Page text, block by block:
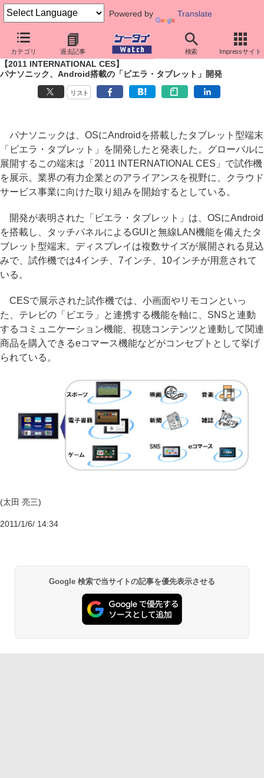
Powered by Translate
カテゴリ 過去記事 検索 Impressサイト
ケータイ Watch イベント CES
2011
【2011 INTERNATIONAL CES】
パナソニック、Android搭載の「ビエラ・タブレット」開発
リスト
パナソニックは、OSにAndroidを搭載したタブレット型端末
「ビエラ・タブレット」を開発したと発表した。グローバルに
展開するこの端末は「2011 INTERNATIONAL CES」で試作機
を展示。業界の有力企業とのアライアンスを視野に、クラウド
サービス事業に向けた取り組みを開始するとしている。
開発が表明された「ビエラ・タブレット」は、OSにAndroid
を搭載し、タッチパネルによるGUIと無線LAN機能を備えたタ
ブレット型端末。ディスプレイは複数サイズが展開される見込
みで、試作機では4インチ、7インチ、10インチが用意されて
いる。
CESで展示された試作機では、小画面やリモコンといっ
た、テレビの「ビエラ」と連携する機能を軸に、SNSと連動
するコミュニケーション機能、視聴コンテンツと連動して関連
商品を購入できるeコマース機能などがコンセプトとして挙げ
られている。
(太田 亮三)
2011/1/6/ 14:34
Google 検索で当サイトの記事を優先表示させる